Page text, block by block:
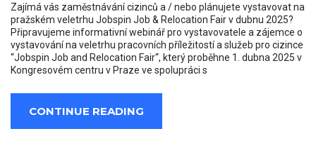
Zajímá vás zaměstnávání cizinců a / nebo plánujete vystavovat na
pražském veletrhu Jobspin Job & Relocation Fair v dubnu 2025?
Připravujeme informativní webinář pro vystavovatele a zájemce o
vystavování na veletrhu pracovních příležitostí a služeb pro cizince
“Jobspin Job and Relocation Fair“, který proběhne 1. dubna 2025 v
Kongresovém centru v Praze ve spolupráci s
CONTINUE READING